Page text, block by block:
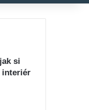
si
interiér